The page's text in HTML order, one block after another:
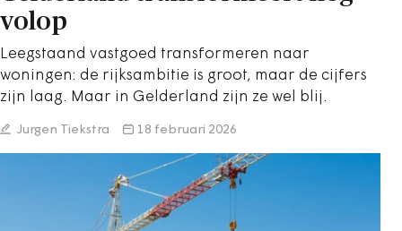
volop
Leegstaand vastgoed transformeren naar
woningen: de rijksambitie is groot, maar de cijfers
zijn laag. Maar in Gelderland zijn ze wel blij.
Jurgen Tiekstra 18 februari 2026